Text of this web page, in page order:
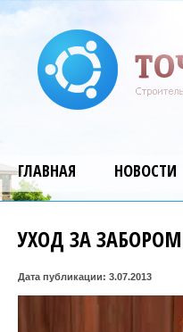
ГЛАВНАЯ НОВОСТИ
УХОД ЗА ЗАБОРОМ
Дата публикации: 3.07.2013